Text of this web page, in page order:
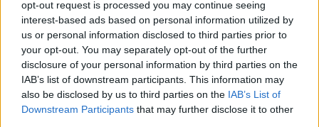
opt-out request is processed you may continue seeing
interest-based ads based on personal information utilized by
us or personal information disclosed to third parties prior to
your opt-out. You may separately opt-out of the further
disclosure of your personal information by third parties on the
IAB’s list of downstream participants. This information may
also be disclosed by us to third parties on the IAB’s List of
Downstream Participants that may further disclose it to other